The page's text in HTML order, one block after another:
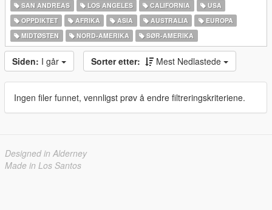
SAN ANDREAS
LOS ANGELES CALIFORNIA
USA
OPPDIKTET
AFRIKA ASIA AUSTRALIA
EUROPA
MIDTØSTEN
NORD-AMERIKA‎ SØR-AMERIKA‎
Siden: I går Sorter etter: Mest Nedlastede
Ingen filer funnet, vennligst prøv å endre filtreringskriteriene.
Designed in Alderney
Made in Los Santos